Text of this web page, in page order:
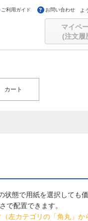
ご利用ガイド お問い合わせ よ
マイペ
(注文履
カート
態で用紙を選択しても価
で配置できます。
左カテゴリの「角丸」か